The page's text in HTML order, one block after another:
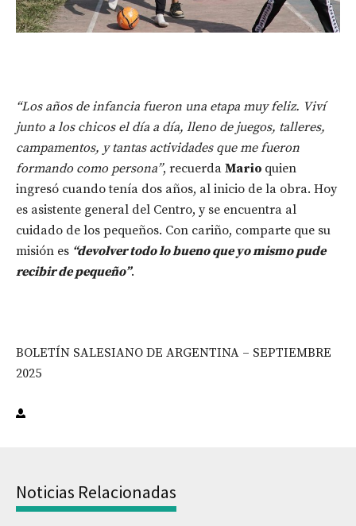
“Los años de infancia fueron una etapa muy feliz. Viví
junto a los chicos el día a día, lleno de juegos, talleres,
campamentos, y tantas actividades que me fueron
formando como persona”, recuerda Mario quien
ingresó cuando tenía dos años, al inicio de la obra. Hoy
es asistente general del Centro, y se encuentra al
cuidado de los pequeños. Con cariño, comparte que su
misión es “devolver todo lo bueno que yo mismo pude
recibir de pequeño”.
BOLETÍN SALESIANO DE ARGENTINA – SEPTIEMBRE
2025
Noticias Relacionadas